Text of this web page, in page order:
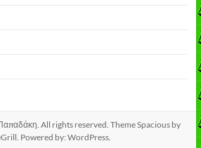
. All rights reserved. ThemeSpacious by
Powered by:WordPress.